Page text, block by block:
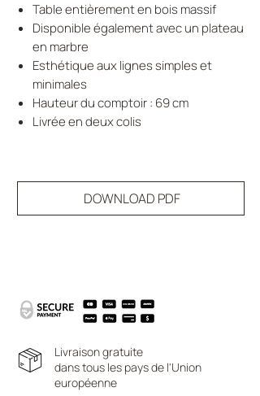
Table entièrement en bois massif
Disponible également avec un plateau
en marbre
Esthétique aux lignes simples et
minimales
Hauteur du comptoir : 69 cm
Livrée en deux colis
DOWNLOAD PDF
Livraison gratuite
dans tous les pays de l'Union
européenne